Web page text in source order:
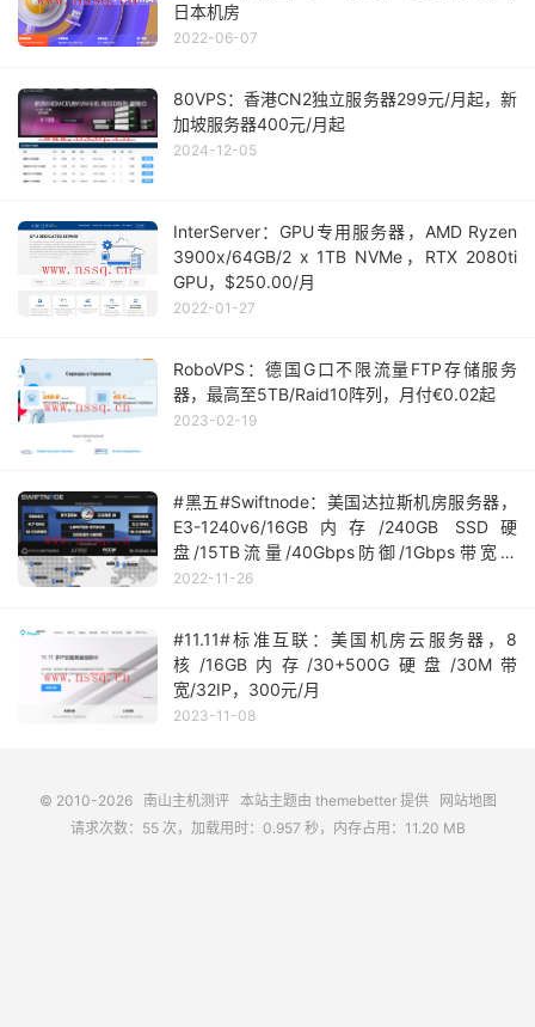
日本机房
2022-06-07
80VPS：香港CN2独立服务器299元/月起，新
加坡服务器400元/月起
2024-12-05
InterServer：GPU专用服务器，AMD Ryzen
3900x/64GB/2 x 1TB NVMe，RTX 2080ti
GPU，$250.00/月
2022-01-27
RoboVPS：德国G口不限流量FTP存储服务
器，最高至5TB/Raid10阵列，月付€0.02起
2023-02-19
#黑五#Swiftnode：美国达拉斯机房服务器，
E3-1240v6/16GB内存/240GB SSD硬
盘/15TB流量/40Gbps防御/1Gbps带宽，
$59.25/月起，另有i7-7700K/i7-9700K可选
2022-11-26
#11.11#标准互联：美国机房云服务器，8
核/16GB内存/30+500G硬盘/30M带
宽/32IP，300元/月
2023-11-08
© 2010-2026 南山主机测评本站主题由 themebetter提供
网站地图
请求次数：55 次，加载用时：0.957 秒，内存占用：11.20 MB